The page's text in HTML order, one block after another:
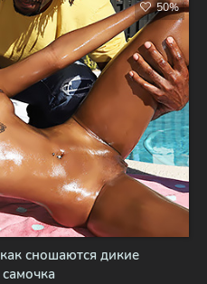
сношаются дикие
50%